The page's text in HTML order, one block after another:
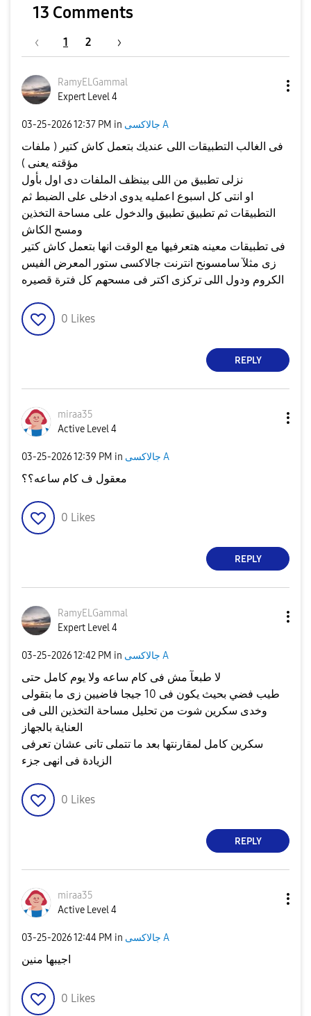
13 Comments
1 2
RamyELGammal
Expert Level 4
‎03-25-202612:37 PM in جالاكسى A
فى الغالب التطبيقات اللى عنديك بتعمل كاش كتير ( ملفات
مؤقته يعنى )
نزلى تطبيق من اللى بينظف الملفات دى اول بأول
او انتى كل اسبوع اعمليه يدوى ادخلى على الضبط ثم
التطبيقات ثم تطبيق تطبيق والدخول على مساحة التخذين
ومسح الكاش
فى تطبيقات معينه هتعرفيها مع الوقت انها بتعمل كاش كتير
زى مثلآ سامسونح انترنت جالاكسى ستور المعرض الفيس
الكروم ودول اللى تركزى اكتر فى مسحهم كل فترة قصيره
0 Likes
REPLY
miraa35
Active Level 4
‎03-25-202612:39 PM in جالاكسى A
معقول ف كام ساعه؟؟
0 Likes
REPLY
RamyELGammal
Expert Level 4
‎03-25-202612:42 PM in جالاكسى A
لا طبعآ مش فى كام ساعه ولا يوم كامل حتى
طيب فضي بحيث يكون فى 10 جيجا فاضيين زى ما بتقولى
وخدى سكرين شوت من تحليل مساحة التخذين اللى فى
العناية بالجهاز
سكرين كامل لمقارنتها بعد ما تتملى تانى عشان تعرفى
الزيادة فى انهى جزء
0 Likes
REPLY
miraa35
Active Level 4
‎03-25-202612:44 PM in جالاكسى A
اجيبها منين
0 Likes